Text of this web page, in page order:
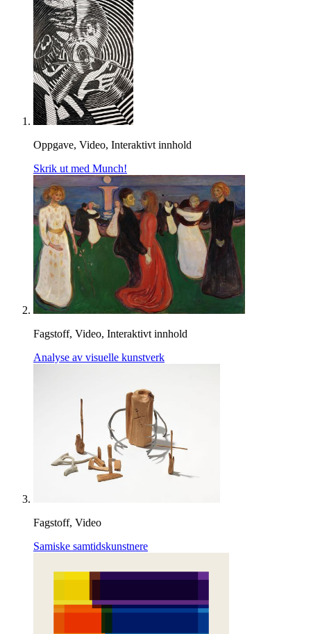
Oppgave, Video, Interaktivt innhold
Skrik ut med Munch!
Fagstoff, Video, Interaktivt innhold
Analyse av visuelle kunstverk
Fagstoff, Video
Samiske samtidskunstnere